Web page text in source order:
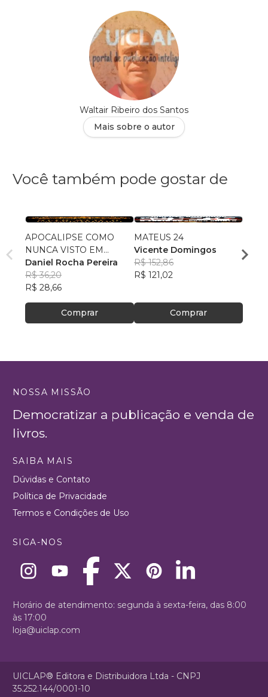
Waltair Ribeiro dos Santos
Mais sobre o autor
Você também pode gostar de
APOCALIPSE COMO
NUNCA VISTO EM
CRONOLOGIA
Daniel Rocha Pereira
R$ 36,20
R$ 28,66
Comprar
MATEUS 24
Vicente Domingos
R$ 152,86
R$ 121,02
Comprar
NOSSA MISSÃO
Democratizar a publicação e venda de
livros.
SAIBA MAIS
Dúvidas e Contato
Política de Privacidade
Termos e Condições de Uso
SIGA-NOS
Horário de atendimento: segunda à sexta-feira, das 8:00
às 17:00
loja@uiclap.com
UICLAP® Editora e Distribuidora Ltda - CNPJ
35.252.144/0001-10